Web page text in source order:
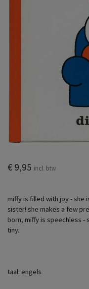
€ 9,95 incl. btw
miffy is filled with joy - she
sister! she makes a few
born, miffy is speechless -
tiny.
taal: engels